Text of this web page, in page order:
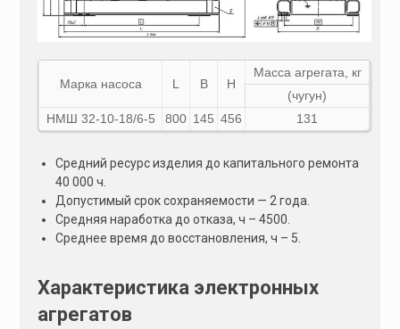
Марка насоса L B H
Масса агрегата, кг
(чугун)
НМШ 32-10-18/6-5
800 145 456 131
Средний ресурс изделия до капитального ремонта
40 000 ч.
Допустимый срок сохраняемости — 2 года.
Средняя наработка до отказа, ч – 4500.
Среднее время до восстановления, ч – 5.
Характеристика электронных
агрегатов